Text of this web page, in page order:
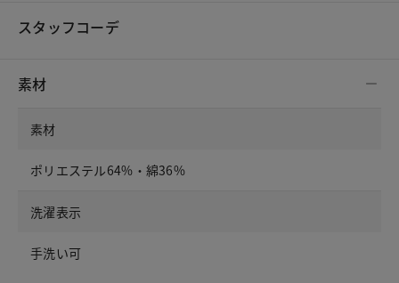
スタッフコーデ
素材
素材
ポリエステル64%・綿36%
洗濯表示
手洗い可